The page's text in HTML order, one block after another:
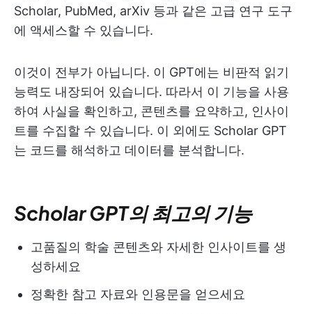
Scholar, PubMed, arXiv 등과 같은 고급 연구 도구
에 액세스할 수 있습니다.
이것이 전부가 아닙니다. 이 GPT에는 비판적 읽기
능력도 내장되어 있습니다. 따라서 이 기능을 사용
하여 사실을 확인하고, 콘텐츠를 요약하고, 인사이
트를 수집할 수 있습니다. 이 외에도 Scholar GPT
는 코드를 해석하고 데이터를 분석합니다.
Scholar GPT의 최고의 기능
고품질의 학술 콘텐츠와 자세한 인사이트를 생
성하세요
정확한 참고 자료와 인용문을 얻으세요